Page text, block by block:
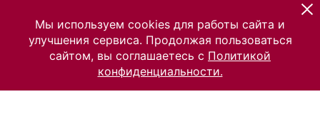
Мы используем cookies для работы сайта и
улучшения сервиса. Продолжая пользоваться
сайтом, вы соглашаетесь с Политикой
конфиденциальности.